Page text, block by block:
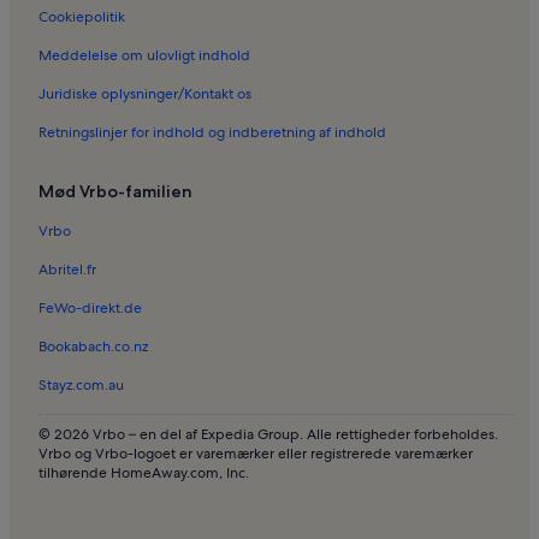
Ferieboliger i Monte Faro
Ferieboliger i Dolores
Ferieboliger i Torrellano
Resorter i Alicante
Villaer i Alicante
Sommerhuse i Alicante
Cookiepolitik
Meddelelse om ulovligt indhold
Juridiske oplysninger/Kontakt os
Retningslinjer for indhold og indberetning af indhold
Mød Vrbo-familien
Vrbo
Abritel.fr
FeWo-direkt.de
Bookabach.co.nz
Stayz.com.au
© 2026 Vrbo – en del af Expedia Group. Alle rettigheder forbeholdes.
Vrbo og Vrbo-logoet er varemærker eller registrerede varemærker
tilhørende HomeAway.com, Inc.